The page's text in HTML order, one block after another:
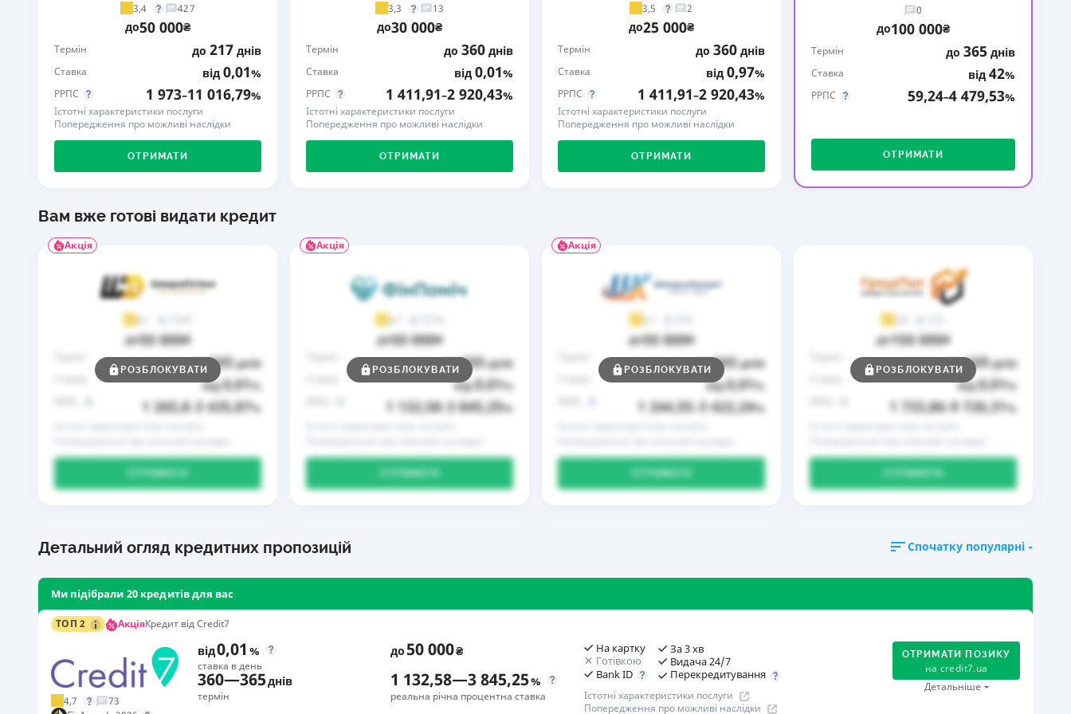
РЕЙТИНГ ДЕБЕТОВИХ
ЩОМІСЯЧНИЙ ОГЛЯД
КЕШБЕКУ
ПУТІВНИКИ ПО
ПУТІВНИКИ ПО
ВСІ СТРАХОВІ ПОЛІСИ
СТРАХОВІ КОМПАНІЇ
КОМПАНІЇ
3,4 427
до50 000₴
Термін до 217 днів
Ставка від 0,01%
РРПС 1 973–11 016,79%
Істотні характеристики послуги
Попередження про можливі наслідки
ОТРИМАТИ
3,3 13
до30 000₴
Термін до 360 днів
Ставка від 0,01%
РРПС 1 411,91–2 920,43%
Істотні характеристики послуги
Попередження про можливі наслідки
ОТРИМАТИ
3,5 2
до25 000₴
Термін до 360 днів
Ставка від 0,97%
РРПС 1 411,91–2 920,43%
Істотні характеристики послуги
Попередження про можливі наслідки
ОТРИМАТИ
0
до100 000₴
Термін до 365 днів
Ставка від 42%
РРПС 59,24–4 479,53%
ОТРИМАТИ
Вам вже готові видати кредит
Акція
4,1
до50 000₴
до 365днів
від0,01%
1 265,8 3 435,87%
РОЗБЛОКУВАТИ
Акція
4,7
до50 000₴
до 365днів
від0,01%
1 132,58 3 845,25%
РОЗБЛОКУВАТИ
Акція
3,7
до50 000₴
до 365днів
від0,01%
1 244,55 3 422,24%
РОЗБЛОКУВАТИ
3,9
до150 000₴
до 169днів
від0,01%
1 733,86 9 726,31%
РОЗБЛОКУВАТИ
Детальний огляд кредитних пропозицій Спочатку популярні
Ми підібрали 20 кредитів для вас
ТОП 2 АкціяКредит від Credit7
4,7
73
від0,01 %
ставка в день
до50 000₴
360—365днів
термін
1 132,58—3 845,25%
реальна річна процентна ставка
На картку
Готівкою
Bank ID
За 3 хв
Видача 24/7
Перекредитування
Істотні характеристики послуги
Попередження про можливі наслідки
ОТРИМАТИ ПОЗИКУ
на credit7.ua
Детальніше